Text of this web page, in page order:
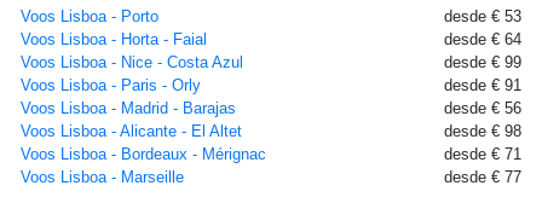
Voos Lisboa - Porto
desde € 53
Voos Lisboa - Horta - Faial
desde € 64
Voos Lisboa - Nice - Costa Azul
desde € 99
Voos Lisboa - Paris - Orly
desde € 91
Voos Lisboa - Madrid - Barajas
desde € 56
Voos Lisboa - Alicante - El Altet
desde € 98
Voos Lisboa - Bordeaux - Mérignac
desde € 71
Voos Lisboa - Marseille
desde € 77